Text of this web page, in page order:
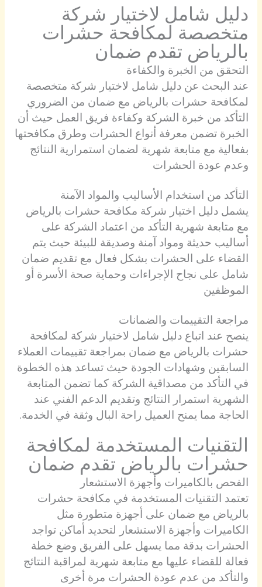
دليل شامل لاختيار شركة
متخصصة لمكافحة حشرات
بالرياض تقدم ضمان
التحقق من الخبرة والكفاءة
عند البحث عن دليل شامل لاختيار شركة متخصصة
لمكافحة حشرات بالرياض مع ضمان من الضروري
التأكد من خبرة الشركة وكفاءة فريق العمل حيث أن
الخبرة تضمن معرفة أنواع الحشرات وطرق مكافحتها
بفعالية مع متابعة شهرية لضمان استمرارية النتائج
وعدم عودة الحشرات
التأكد من استخدام الأساليب والمواد الآمنة
يشمل دليل اختيار شركة مكافحة حشرات بالرياض
مع متابعة شهرية التأكد من اعتماد الشركة على
أساليب حديثة ومواد آمنة وصديقة للبيئة حيث يتم
القضاء على الحشرات بشكل فعال مع تقديم ضمان
شامل على نجاح الإجراءات وحماية صحة الأسرة أو
الموظفين
مراجعة التقييمات والضمانات
ينصح عند اتباع دليل شامل لاختيار شركة لمكافحة
حشرات بالرياض مع ضمان بمراجعة تقييمات العملاء
السابقين وشهادات الجودة حيث تساعد هذه الخطوة
في التأكد من مصداقية الشركة كما تضمن المتابعة
الشهرية استمرار النتائج وتقديم الدعم الفني عند
الحاجة مما يمنح العميل راحة البال وثقة في الخدمة.
التقنيات المستخدمة لمكافحة
حشرات بالرياض تقدم ضمان
الفحص بالكاميرات وأجهزة الاستشعار
تعتمد التقنيات المستخدمة في مكافحة حشرات
بالرياض مع ضمان على أجهزة متطورة مثل
الكاميرات وأجهزة الاستشعار لتحديد أماكن تواجد
الحشرات بدقة مما يسهل على الفريق وضع خطة
فعالة للقضاء عليها مع متابعة شهرية لمراقبة النتائج
والتأكد من عدم عودة الحشرات مرة أخرى